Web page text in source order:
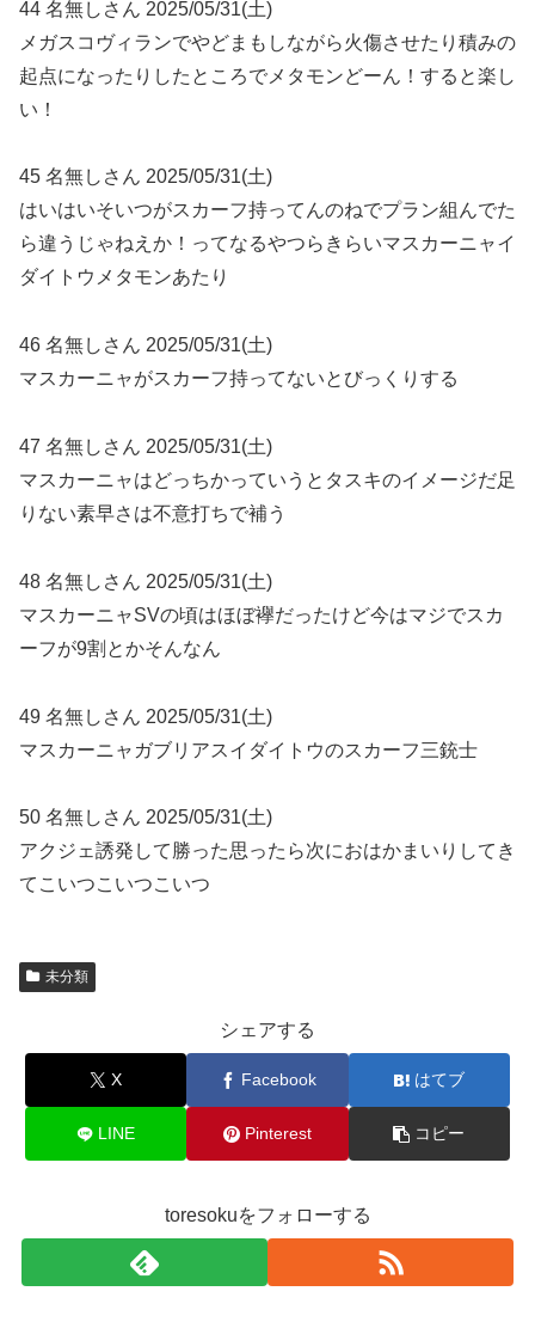
44 名無しさん 2025/05/31(土)
メガスコヴィランでやどまもしながら火傷させたり積みの
起点になったりしたところでメタモンどーん！すると楽し
い！
45 名無しさん 2025/05/31(土)
はいはいそいつがスカーフ持ってんのねでプラン組んでた
ら違うじゃねえか！ってなるやつらきらいマスカーニャイ
ダイトウメタモンあたり
46 名無しさん 2025/05/31(土)
マスカーニャがスカーフ持ってないとびっくりする
47 名無しさん 2025/05/31(土)
マスカーニャはどっちかっていうとタスキのイメージだ足
りない素早さは不意打ちで補う
48 名無しさん 2025/05/31(土)
マスカーニャSVの頃はほぼ襷だったけど今はマジでスカ
ーフが9割とかそんなん
49 名無しさん 2025/05/31(土)
マスカーニャガブリアスイダイトウのスカーフ三銃士
50 名無しさん 2025/05/31(土)
アクジェ誘発して勝った思ったら次におはかまいりしてき
てこいつこいつこいつ
未分類
シェアする
X Facebook はてブ
LINE Pinterest コピー
toresokuをフォローする